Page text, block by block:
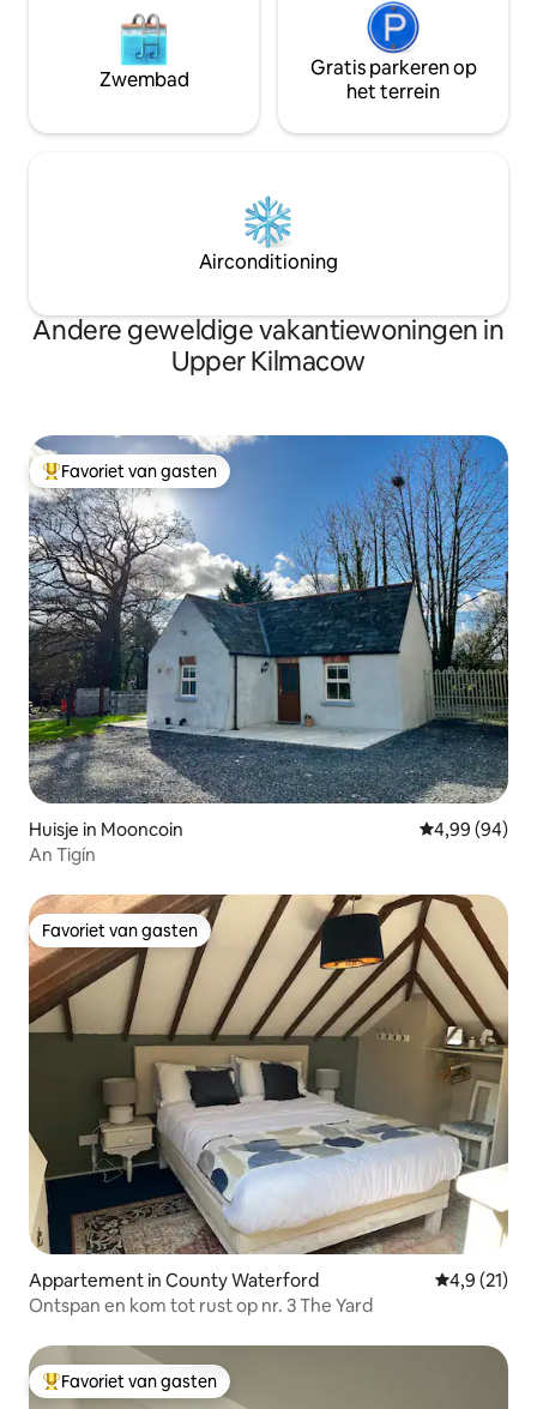
Zwembad
Gratis parkeren op
het terrein
Airconditioning
Andere geweldige vakantiewoningen in
Upper Kilmacow
Topfavoriet van gasten
Favoriet van gasten
Huisje in Mooncoin Gemiddelde
4,99 (94)
An Tigín
Favoriet van gasten
Favoriet van gasten
Appartement in County Waterford
4,9 (21)
Ontspan en kom tot rust op nr. 3 The Yard
Topfavoriet van gasten
Favoriet van gasten